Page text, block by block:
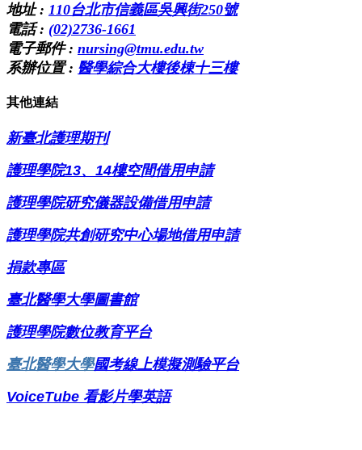
地址 : 110台北市信義區吳興街250號
電話 : (02)2736-1661
電子郵件 : nursing@tmu.edu.tw
系辦位置 : 醫學綜合大樓後棟十三樓
其他連結
新臺北護理期刊
護理學院13、14樓空間借用申請
護理學院研究儀器設備借用申請
護理學院共創研究中心場地借用申請
捐款專區
臺北醫學大學圖書館
護理學院數位教育平台
臺北醫學大學國考線上模擬測驗平台
VoiceTube 看影片學英語